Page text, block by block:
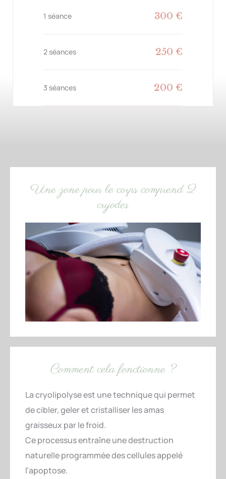
1 séance 300 €
2 séances 250 €
3 séances 200 €
Une zone pour le corps comprend 2
cryodes
Comment cela fonctionne ?
La cryolipolyse est une technique qui permet
de cibler, geler et cristalliser les amas
graisseux par le froid.
Ce processus entraîne une destruction
naturelle programmée des cellules appelé
l’apoptose.